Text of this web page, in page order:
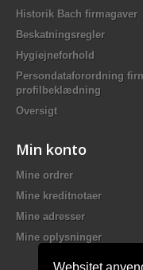
Websitet
Historik Bach firmagaver
Beskatningsregler
Hygiejneforhold
Persondataforordning
profilbeklædning
Oversigt
Min konto
Mine ordrer
Mine kreditnotaer
Mine adresser
Mine oplysninger